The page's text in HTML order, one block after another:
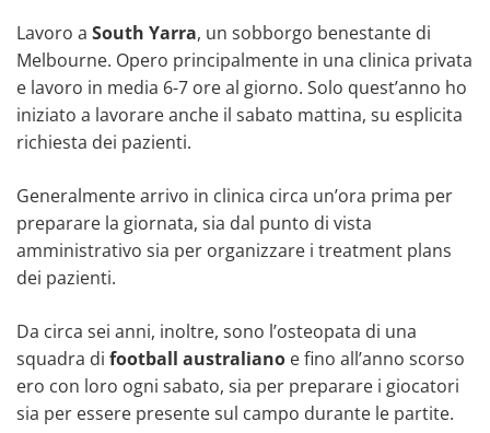
Lavoro a South Yarra, un sobborgo benestante di
Melbourne. Opero principalmente in una clinica privata
e lavoro in media 6-7 ore al giorno. Solo quest’anno ho
iniziato a lavorare anche il sabato mattina, su esplicita
richiesta dei pazienti.
Generalmente arrivo in clinica circa un’ora prima per
preparare la giornata, sia dal punto di vista
amministrativo sia per organizzare i treatment plans
dei pazienti.
Da circa sei anni, inoltre, sono l’osteopata di una
squadra di football australiano e fino all’anno scorso
ero con loro ogni sabato, sia per preparare i giocatori
sia per essere presente sul campo durante le partite.